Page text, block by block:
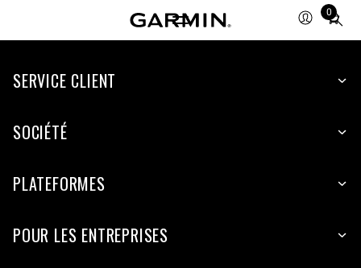
0
Total
items
cart:
SERVICE CLIENT
SOCIÉTÉ
PLATEFORMES
POUR LES ENTREPRISES